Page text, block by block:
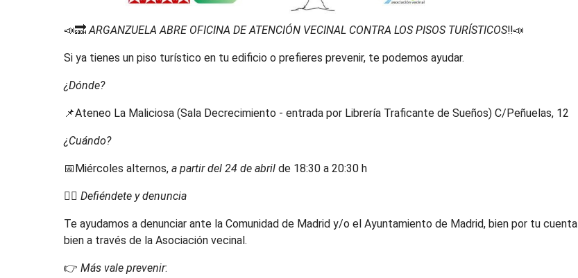
📣🔜ARGANZUELA ABRE OFICINA DE ATENCIÓN VECINAL CONTRA LOS PISOS TURÍSTICOS‼️📣
Si ya tienes un piso turístico en tu edificio o prefieres prevenir, te podemos ayudar.
¿Dónde?
📌Ateneo La Maliciosa (Sala Decrecimiento - entrada por Librería Traficante de Sueños) C/Peñuelas, 12
¿Cuándo?
📅Miércoles alternos, a partir del 24 de abril de 18:30 a 20:30 h
👉🏾 Defiéndete y denuncia
Te ayudamos a denunciar ante la Comunidad de Madrid y/o el Ayuntamiento de Madrid, bien por tu cuenta
bien a través de la Asociación vecinal.
👉 Más vale prevenir: